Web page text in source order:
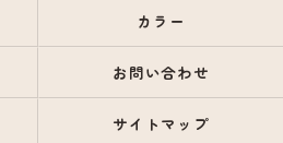
カラー
お問い合わせ
サイトマップ